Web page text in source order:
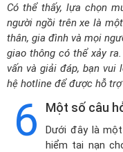
Có thể thấy, lựa chọn
người ngồi trên xe là
thân, gia đình và mọi
giao thông có thể xảy
vấn và giải đáp, bạn vui
hệ hotline để được hỗ
6 Một số câu
Dưới đây là
hiểm tai nạn